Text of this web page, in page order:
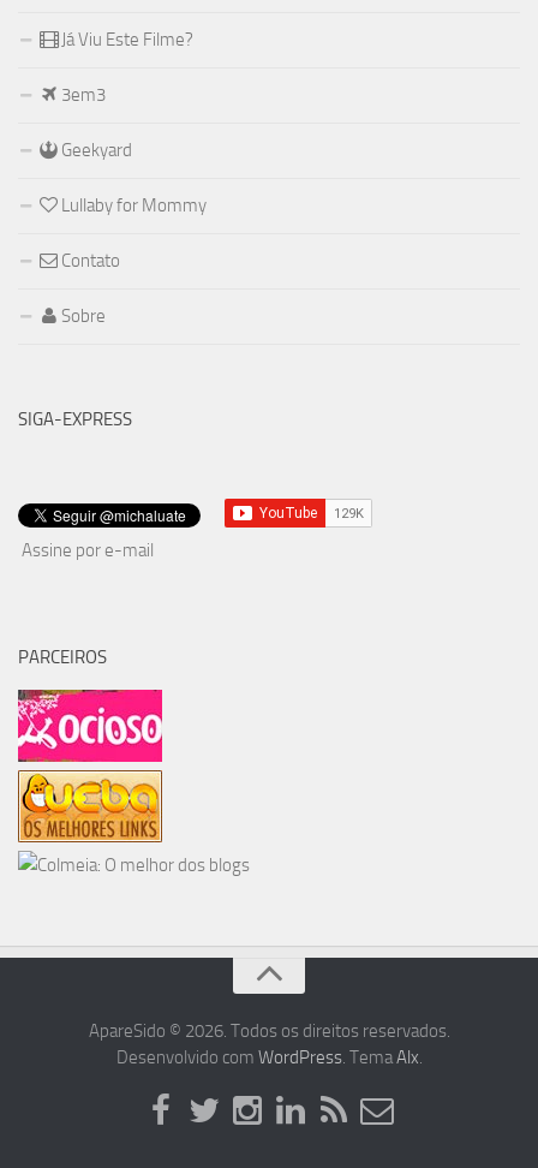
Já Viu Este Filme?
3em3
Geekyard
Lullaby for Mommy
Contato
Sobre
SIGA-EXPRESS
Assine por e-mail
PARCEIROS
ApareSido © 2026. Todos os direitos reservados.
Desenvolvido com WordPress. TemaAlx.